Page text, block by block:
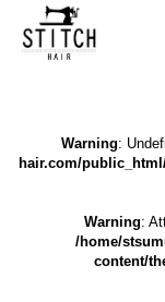
Warning:
hair.com/
Warning:
/home/
content/